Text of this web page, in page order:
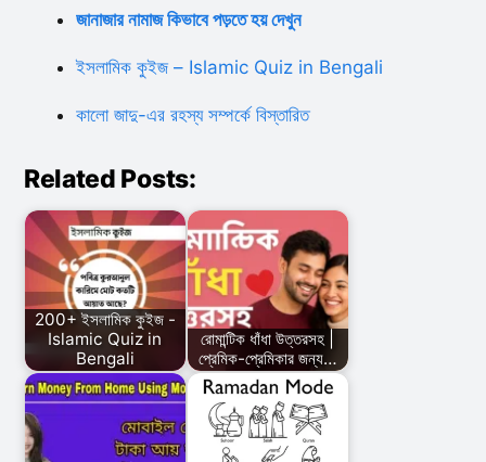
জানাজার নামাজ কিভাবে পড়তে হয় দেখুন
ইসলামিককুইজ – Islamic Quiz in Bengali
কালো জাদু-এর রহস্য সম্পর্কে বিস্তারিত
Related Posts:
200+ ইসলামিক কুইজ -
Islamic Quiz in
Bengali
রোমান্টিক ধাঁধা উত্তরসহ |
প্রেমিক-প্রেমিকার জন্য…